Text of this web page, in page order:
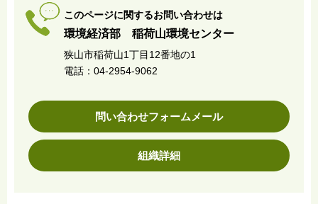
このページに関するお問い合わせは
環境経済部 稲荷山環境センター
狭山市稲荷山1丁目12番地の1
電話：04-2954-9062
問い合わせフォームメール
組織詳細